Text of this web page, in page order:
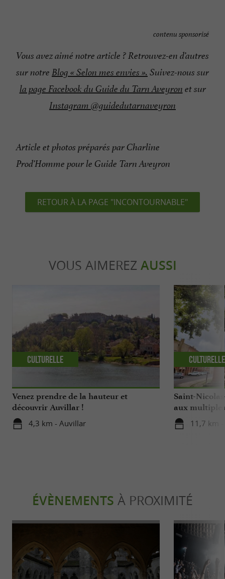
contenu sponsorisé
Vous avez aimé notre article ? Retrouvez-en d’autres
sur notre Blog « Selon mes envies ». Suivez-nous sur
la page Facebook du Guide du Tarn Aveyron et sur
Instagram @guidedutarnaveyron
Article et photos préparés par Charline
Prod’Homme pour le Guide Tarn Aveyron
RETOUR À LA PAGE "INCONTOURNABLE"
VOUS AIMEREZ AUSSI
Venez prendre de la hauteur et
découvrir Auvillar !
4,3 km - Auvillar
Culturelle
Saint-
aux
11,7 km -
Culturelle
ÉVÈNEMENTS À PROXIMITÉ